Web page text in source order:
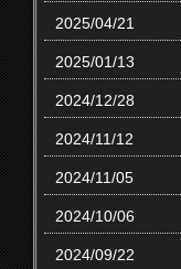
2025/04/21
2025/01/13
2024/12/28
2024/11/12
2024/11/05
2024/10/06
2024/09/22